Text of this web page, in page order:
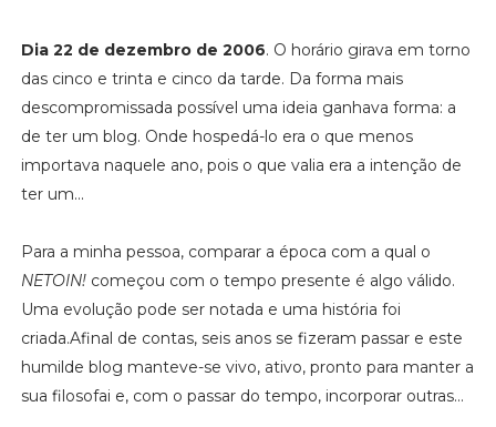
Dia 22 de dezembro de 2006. O horário girava em torno
das cinco e trinta e cinco da tarde. Da forma mais
descompromissada possível uma ideia ganhava forma: a
de ter um blog. Onde hospedá-lo era o que menos
importava naquele ano, pois o que valia era a intenção de
ter um...
Para a minha pessoa, comparar a época com a qual o
NETOIN!começou com o tempo presente é algo válido.
Uma evolução pode ser notada e uma história foi
criada.Afinal de contas, seis anos se fizeram passar e este
humilde blog manteve-se vivo, ativo, pronto para manter a
sua filosofai e, com o passar do tempo, incorporar outras...